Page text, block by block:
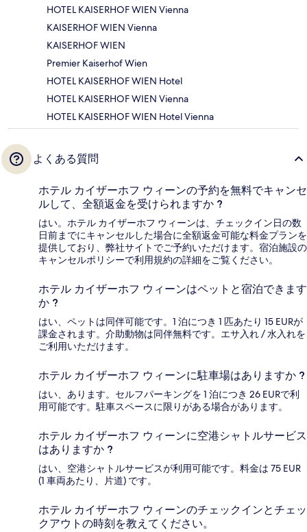
HOTEL KAISERHOF WIEN Vienna
KAISERHOF WIEN Vienna
KAISERHOF WIEN
Premier Kaiserhof Wien
HOTEL KAISERHOF WIEN Hotel
HOTEL KAISERHOF WIEN Vienna
HOTEL KAISERHOF WIEN Hotel Vienna
よくある質問
ホテル カイザーホフ ウィーンの予約を無料でキャンセ
ルして、全額返金を受けられますか ?
はい。ホテル カイザーホフ ウィーンは、チェックイン日の数
日前までにキャンセルした場合に全額返金可能な料金プランを
提供しており、弊社サイトでご予約いただけます。宿泊施設の
キャンセルポリシーで利用規約の詳細をご覧ください。
ホテル カイザーホフ ウィーンはペットと宿泊できます
か ?
はい、ペットは同伴可能です。1 泊につき 1 匹あたり 15 EURが
課金されます。介助動物は同伴無料です。エサ入れ / 水入れを
ご利用いただけます。
ホテル カイザーホフ ウィーンに駐車場はありますか ?
はい、あります。セルフパーキングを 1 泊につき 26 EURで利
用可能です。駐車スペースに限りがある場合があります。
ホテル カイザーホフ ウィーンに空港シャトルサービス
はありますか ?
はい、空港シャトルサービスが利用可能です。料金は 75 EUR
(1 車両あたり、片道) です。
ホテル カイザーホフ ウィーンのチェックインとチェッ
クアウトの時刻を教えてください。